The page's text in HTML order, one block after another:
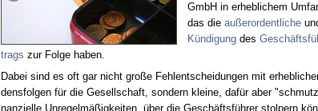
GmbH in er­heb­li­chem
das die au­ßer­or­dent­li­che
Kün­di­gungdes
trags zur Fol­ge ha­ben.
Da­bei sind es oft gar nicht gro­ße Fehl­ent­schei­dun­gen mit
dens­fol­gen für die Ge­sell­schaft, son­dern klei­ne, da­für aber
nan­zi­el­le Un­re­gel­mä­ßig­kei­ten, über die Ge­schäfts­füh­rer stol­pern